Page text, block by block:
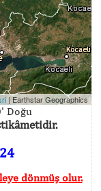
|Earthstar Geographics
Doğu
dönmüş olur.